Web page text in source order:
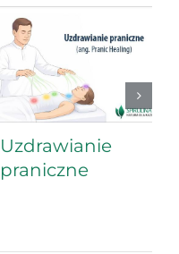
Uzdrawianie
praniczne